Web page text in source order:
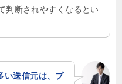
判断されやすくなるとい
い送信元は、プ